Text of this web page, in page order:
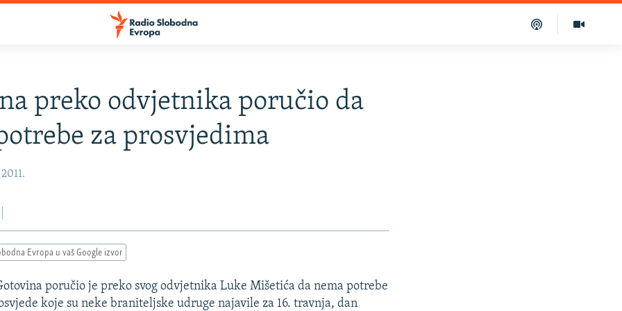
preko odvjetnika poručio da
za prosvjedima
Evropa u vaš Google izvor
poručio je preko svog odvjetnika Luke Mišetića da nema potrebe
koje su neke braniteljske udruge najavile za 16. travnja, dan